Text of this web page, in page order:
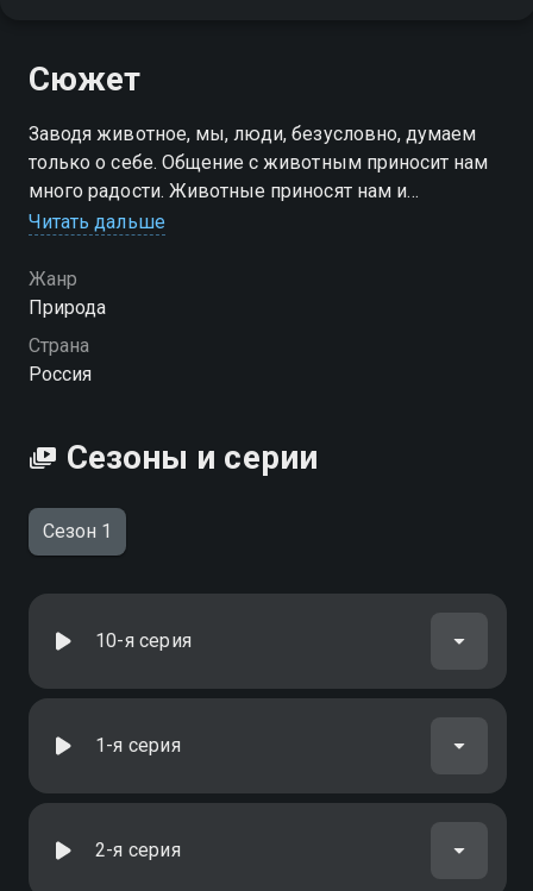
Сюжет
Заводя животное, мы, люди, безусловно, думаем
только о себе. Общение с животным приносит нам
много радости. Животные приносят нам и
материальные блага. Порой мы гордимся, что
Но хорошо ли это для животных?
Читать дальше
Жанр
Природа
Страна
Россия
Сезоны и серии
Сезон 1
10-я серия
1-я серия
2-я серия